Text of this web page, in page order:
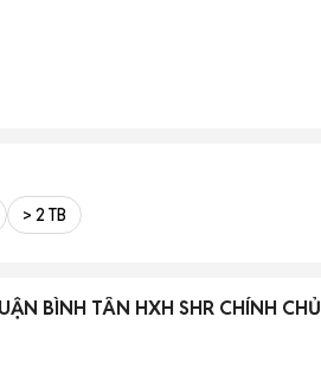
> 2 TB
BÌNH TÂN HXH SHR CHÍNH CHỦ